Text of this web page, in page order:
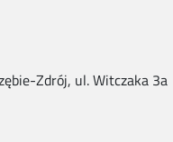
Zdrój, ul. Witczaka 3a